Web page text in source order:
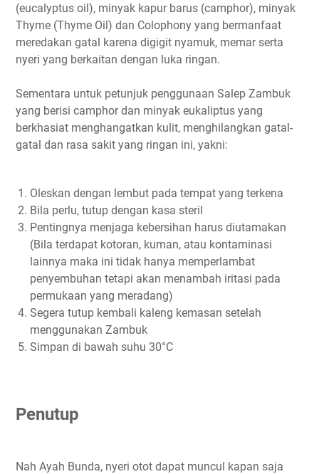
(eucalyptus oil), minyak kapur barus (camphor), minyak
Thyme (Thyme Oil) dan Colophony yang bermanfaat
meredakan gatal karena digigit nyamuk, memar serta
nyeri yang berkaitan dengan luka ringan.
Sementara untuk petunjuk penggunaan Salep Zambuk
yang berisi camphor dan minyak eukaliptus yang
berkhasiat menghangatkan kulit, menghilangkan gatal-
gatal dan rasa sakit yang ringan ini, yakni:
Oleskan dengan lembut pada tempat yang terkena
Bila perlu, tutup dengan kasa steril
Pentingnya menjaga kebersihan harus diutamakan
(Bila terdapat kotoran, kuman, atau kontaminasi
lainnya maka ini tidak hanya memperlambat
penyembuhan tetapi akan menambah iritasi pada
permukaan yang meradang)
Segera tutup kembali kaleng kemasan setelah
menggunakan Zambuk
Simpan di bawah suhu 30°C
Penutup
Nah Ayah Bunda, nyeri otot dapat muncul kapan saja